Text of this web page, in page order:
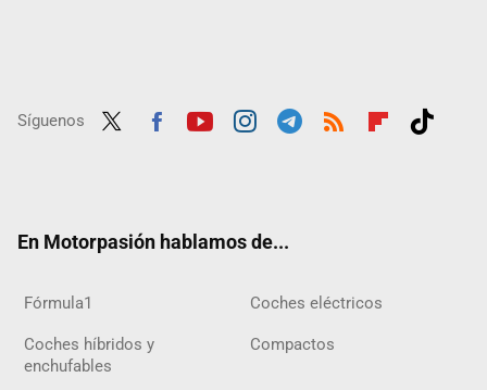
Síguenos
En Motorpasión hablamos de...
Fórmula1 Coches eléctricos
Coches híbridos y
enchufables
Compactos